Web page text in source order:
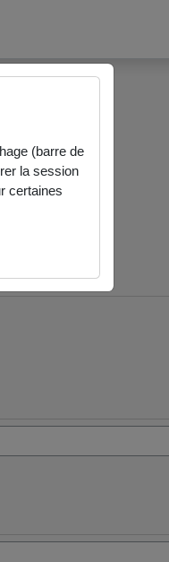
(barre de
la session
certaines